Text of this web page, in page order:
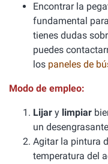
Encontrar la
fundamental
tienes dudas
puedes
los paneles de
Modo de empleo:
Lijar y limpiar
un
Agitar la pintura
temperatura del